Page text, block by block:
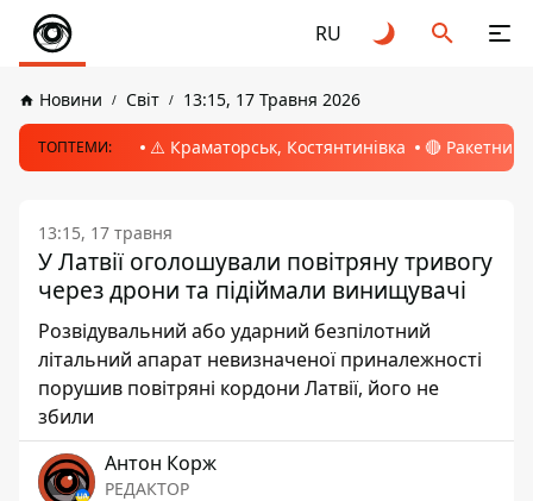
RU
Новини Світ 13:15, 17 Травня 2026
ТОПТЕМИ: ⚠️ Краматорськ, Костянтинівка 🔴 Ракетний
13:15, 17 травня
У Латвії оголошували повітряну тривогу
через дрони та підіймали винищувачі
Розвідувальний або ударний безпілотний
літальний апарат невизначеної приналежності
порушив повітряні кордони Латвії, його не
збили
Антон Корж
РЕДАКТОР